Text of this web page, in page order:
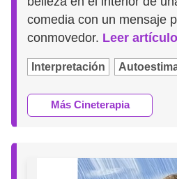
comedia con un mensaje
conmovedor. Leer artículo
Interpretación
Más Cineterapia